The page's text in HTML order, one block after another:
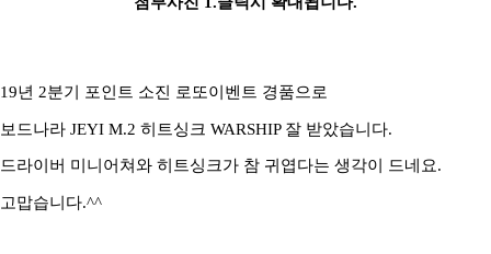
19년 2분기 포인트 소진 로또이벤트 경품으로
보드나라 JEYI M.2 히트싱크 WARSHIP 잘 받았습니다.
드라이버 미니어쳐와 히트싱크가 참 귀엽다는 생각이 드네요.
고맙습니다.^^